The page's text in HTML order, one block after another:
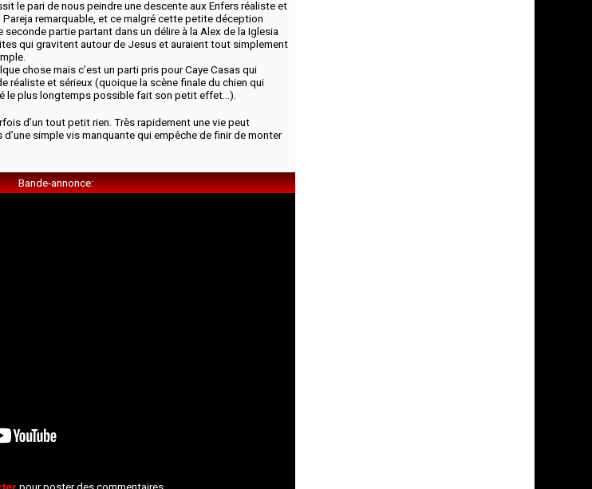
le pari de nous peindre une descente aux Enfers réaliste et
remarquable, et ce malgré cette petite déception
partie partant dans un délire à la Alex de la Iglesia
qui gravitent autour de Jesus et auraient tout simplement
chose mais c’est un parti pris pour Caye Casas qui
réaliste et sérieux (quoique la scène finale du chien qui
le plus longtemps possible fait son petit effet…).
d’un tout petit rien. Très rapidement une vie peut
simple vis manquante qui empêche de finir de monter
Bande-annonce